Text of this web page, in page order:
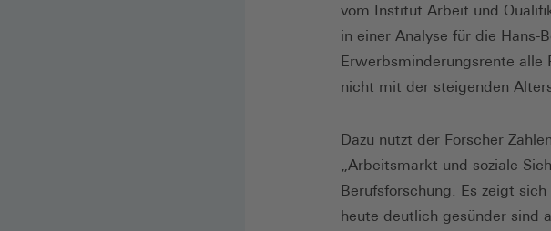
vom Institut Arbeit und
in einer Analyse für die Hans-
Erwerbsminderungsrente alle
nicht mit der steigenden
Dazu nutzt der Forscher
„Arbeitsmarkt und soziale
Berufsforschung. Es zeigt
heute deutlich gesünder sind